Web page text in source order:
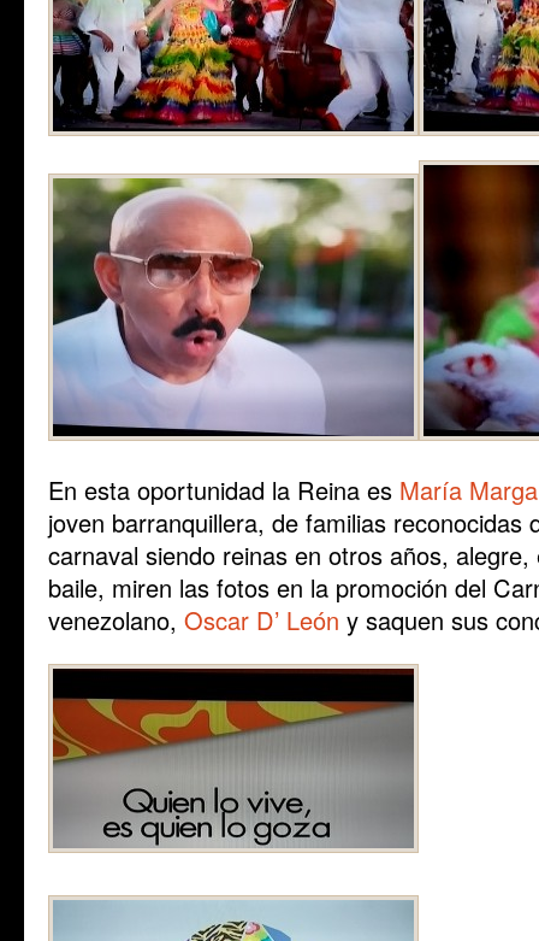
En esta oportunidad la Reina es María
joven barranquillera, de familias reconocidas
carnaval siendo reinas en otros años,
baile, miren las fotos en la promoción del
venezolano, Oscar D’ León y saquen sus